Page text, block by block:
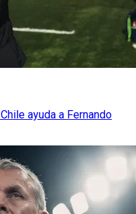
ayuda a Fernando